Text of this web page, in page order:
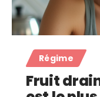
Régime
Fruit